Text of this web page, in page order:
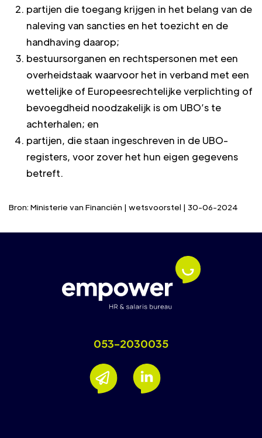
partijen die toegang krijgen in het belang van de
naleving van sancties en het toezicht en de
handhaving daarop;
bestuursorganen en rechtspersonen met een
overheidstaak waarvoor het in verband met een
wettelijke of Europeesrechtelijke verplichting of
bevoegdheid noodzakelijk is om UBO’s te
achterhalen; en
partijen, die staan ingeschreven in de UBO-
registers, voor zover het hun eigen gegevens
betreft.
Bron: Ministerie van Financiën | wetsvoorstel | 30-06-2024
053-2030035